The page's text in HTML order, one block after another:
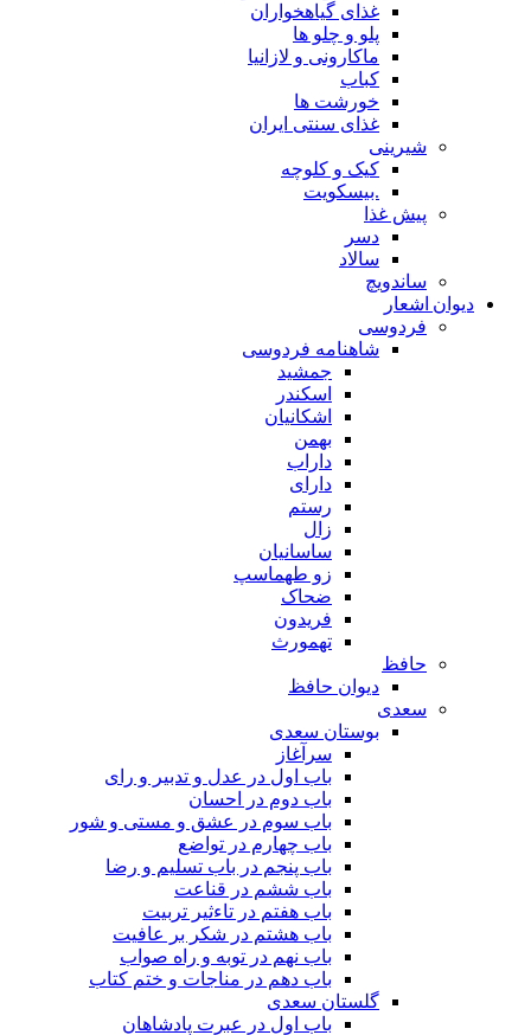
غذای گیاهخواران
پلو و چلو ها
ماکارونی و لازانیا
کباب
خورشت ها
غذای سنتی ایران
شیرینی
کیک و کلوچه
.بیسکویت
پیش غذا
دسر
سالاد
ساندویچ
دیوان اشعار
فردوسی
شاهنامه فردوسی
جمشید
اسکندر
اشکانیان
بهمن
داراب
دارای
رستم
زال
ساسانیان
زو طهماسپ‏
ضحاک
فریدون
تهمورث
حافظ
دیوان حافظ
سعدی
بوستان سعدی
سرآغاز
باب اول در عدل و تدبیر و رای
باب دوم در احسان
باب سوم در عشق و مستی و شور
باب چهارم در تواضع
باب پنجم در باب تسلیم و رضا
باب ششم در قناعت
باب هفتم در تاءثیر تربیت
باب هشتم در شکر بر عافیت
باب نهم در توبه و راه صواب
باب دهم در مناجات و ختم کتاب
گلستان سعدی
باب اول در عبرت پادشاهان